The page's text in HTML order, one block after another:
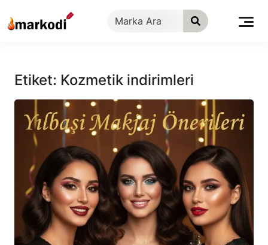
geç
Etiket: Kozmetik indirimleri